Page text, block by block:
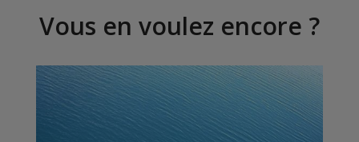
Vous en voulez encore ?